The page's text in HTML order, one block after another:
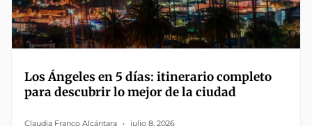
Los Ángeles en 5 días: itinerario completo
para descubrir lo mejor de la ciudad
Claudia Franco Alcántara julio 8, 2026